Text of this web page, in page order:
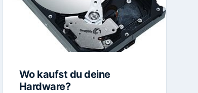
Wo kaufst du deine
Hardware?